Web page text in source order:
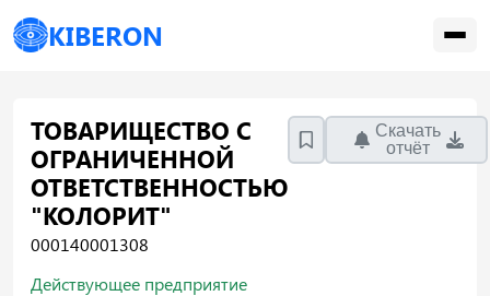
KIBERON
ТОВАРИЩЕСТВО С
ОГРАНИЧЕННОЙ
ОТВЕТСТВЕННОСТЬЮ
"КОЛОРИТ"
000140001308
Скачать
отчёт
Действующее предприятие